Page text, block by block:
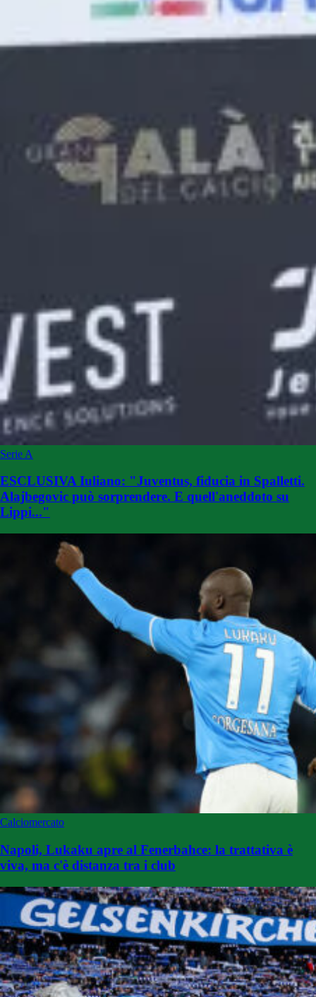
Serie A
ESCLUSIVA Iuliano: "Juventus, fiducia in Spalletti.
Alajbegovic può sorprendere. E quell'aneddoto su
Lippi..."
Calciomercato
Napoli, Lukaku apre al Fenerbahce: la trattativa è
viva, ma c'è distanza tra i club